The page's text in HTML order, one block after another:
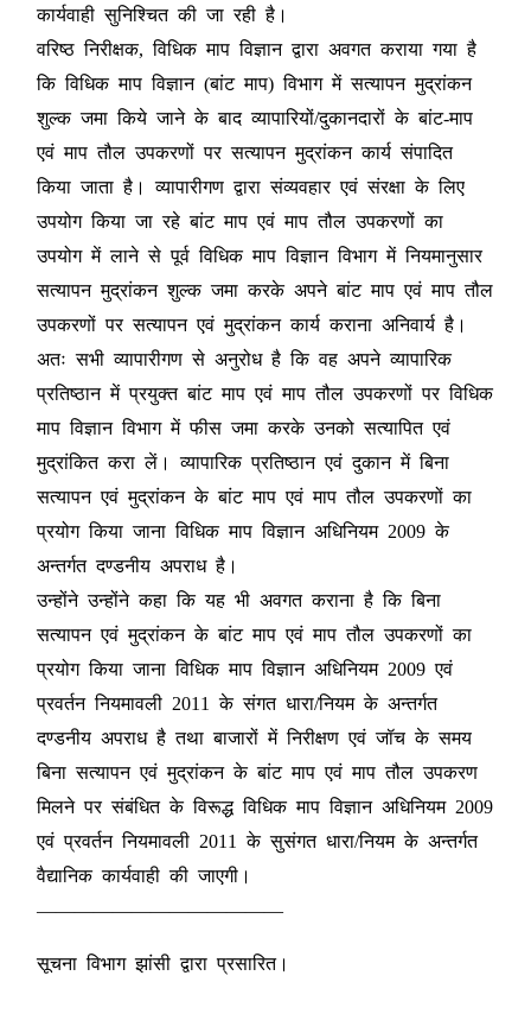
कार्यवाही सुनिश्चित की जा रही है।
वरिष्ठ निरीक्षक, विधिक माप विज्ञान द्वारा अवगत कराया गया है
कि विधिक माप विज्ञान (बांट माप) विभाग में सत्यापन मुद्रांकन
शुल्क जमा किये जाने के बाद व्यापारियों/दुकानदारों के बांट-माप
एवं माप तौल उपकरणों पर सत्यापन मुद्रांकन कार्य संपादित
किया जाता है। व्यापारीगण द्वारा संव्यवहार एवं संरक्षा के लिए
उपयोग किया जा रहे बांट माप एवं माप तौल उपकरणों का
उपयोग में लाने से पूर्व विधिक माप विज्ञान विभाग में नियमानुसार
सत्यापन मुद्रांकन शुल्क जमा करके अपने बांट माप एवं माप तौल
उपकरणों पर सत्यापन एवं मुद्रांकन कार्य कराना अनिवार्य है।
अतः सभी व्यापारीगण से अनुरोध है कि वह अपने व्यापारिक
प्रतिष्ठान में प्रयुक्त बांट माप एवं माप तौल उपकरणों पर विधिक
माप विज्ञान विभाग में फीस जमा करके उनको सत्यापित एवं
मुद्रांकित करा लें। व्यापारिक प्रतिष्ठान एवं दुकान में बिना
सत्यापन एवं मुद्रांकन के बांट माप एवं माप तौल उपकरणों का
प्रयोग किया जाना विधिक माप विज्ञान अधिनियम 2009 के
अन्तर्गत दण्डनीय अपराध है।
उन्होंने उन्होंने कहा कि यह भी अवगत कराना है कि बिना
सत्यापन एवं मुद्रांकन के बांट माप एवं माप तौल उपकरणों का
प्रयोग किया जाना विधिक माप विज्ञान अधिनियम 2009 एवं
प्रवर्तन नियमावली 2011 के संगत धारा/नियम के अन्तर्गत
दण्डनीय अपराध है तथा बाजारों में निरीक्षण एवं जॉच के समय
बिना सत्यापन एवं मुद्रांकन के बांट माप एवं माप तौल उपकरण
मिलने पर संबंधित के विरूद्ध विधिक माप विज्ञान अधिनियम 2009
एवं प्रवर्तन नियमावली 2011 के सुसंगत धारा/नियम के अन्तर्गत
वैद्यानिक कार्यवाही की जाएगी।
—————————————
सूचना विभाग झांसी द्वारा प्रसारित।